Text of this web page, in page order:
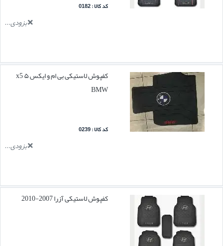
کد کالا : 0182
بزودی...
کفپوش لاستیکی بی ام و ایکس ۵ x5
BMW
کد کالا : 0239
بزودی...
کفپوش لاستیکی آزرا 2007-2010